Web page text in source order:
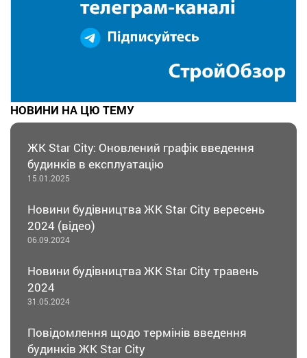
НОВИНИ НА ЦЮ ТЕМУ
ЖК Star City: Оновлений графік введення
будинків в експлуатацію
15.01.2025
Новини будівництва ЖК Star City вересень
2024 (відео)
06.09.2024
Новини будівництва ЖК Star City травень
2024
31.05.2024
Повідомлення щодо термінів введення
будинків ЖК Star City